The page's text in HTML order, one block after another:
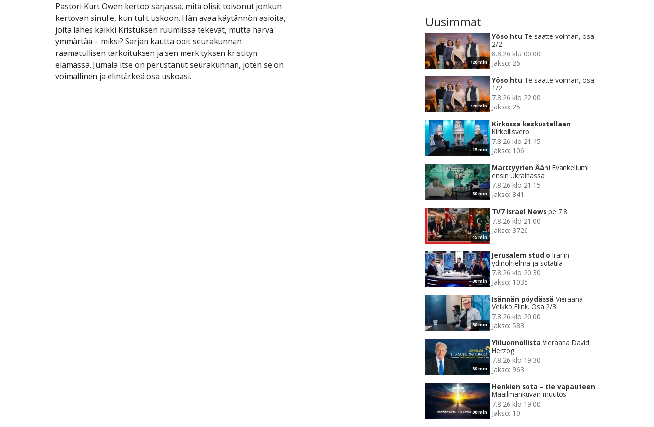
Pastori Kurt Owen kertoo sarjassa, mitä olisit toivonut jonkun
kertovan sinulle, kun tulit uskoon. Hän avaa käytännön asioita,
joita lähes kaikki Kristuksen ruumiissa tekevät, mutta harva
ymmärtää – miksi? Sarjan kautta opit seurakunnan
raamatullisen tarkoituksen ja sen merkityksen kristityn
elämässä. Jumala itse on perustanut seurakunnan, joten se on
voimallinen ja elintärkeä osa uskoasi.
Uusimmat
120 min
Yösoihtu Te saatte voiman, osa
2/2
8.8.26 klo 00.00
Jakso: 26
120 min
Yösoihtu Te saatte voiman, osa
1/2
7.8.26 klo 22.00
Jakso: 25
15 min
Kirkossa keskustellaan
Kirkollisvero
7.8.26 klo 21.45
Jakso: 106
30 min
Marttyyrien Ääni Evankeliumi
ensin Ukrainassa
7.8.26 klo 21.15
Jakso: 341
15 min
TV7 Israel News pe 7.8.
7.8.26 klo 21.00
Jakso: 3726
30 min
Jerusalem studio Iranin
ydinohjelma ja sotatila
7.8.26 klo 20.30
Jakso: 1035
30 min
Isännän pöydässä Vieraana
Veikko Flink. Osa 2/3
7.8.26 klo 20.00
Jakso: 583
30 min
Yliluonnollista Vieraana David
Herzog
7.8.26 klo 19.30
Jakso: 963
30 min
Henkien sota – tie vapauteen
Maailmankuvan muutos
7.8.26 klo 19.00
Jakso: 10